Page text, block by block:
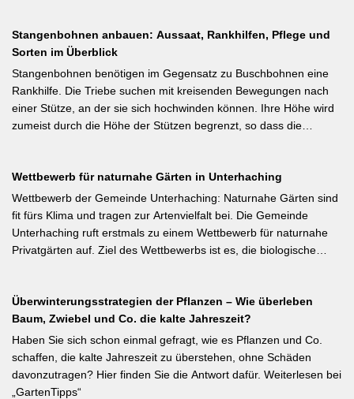
Flieder und Zierkirsche bilden ihre Blütenknospen für das nächste
Jahr im Sommer. Der Schnitt direkt nach der Blüte (bei Flieder:
sofort nach dem Verblühen!) ist die letzte Chance – wer jetzt noch
nicht geschnitten hat, sollte spätestens in den nächsten zwei
Wochen ran. Das Grundprinzip: Überflüssige alte Triebe
bodennah entfernen, damit das neue Holz ausreifen kann.
Stangenbohnen anbauen: Aussaat, Rankhilfen, Pflege und
Sorten im Überblick
Stangenbohnen benötigen im Gegensatz zu Buschbohnen eine
Rankhilfe. Die Triebe suchen mit kreisenden Bewegungen nach
einer Stütze, an der sie sich hochwinden können. Ihre Höhe wird
zumeist durch die Höhe der Stützen begrenzt, so dass die
Weiterlesen bei meine-ernte.de Kurzfassung: Bis Mitte Juni ist die
Aussaat von Stangenbohnen direkt ins Freiland noch problemlos
möglich. Samen über Nacht wässern, 5–6 cm tief setzen,
Pflanzabstand 50 cm. Als Mittelzehrer brauchen Stangenbohnen
im Gegensatz zu Buschbohnen eine moderierte Düngung
der Luft binden – Vorfrucht-Wirkung für das nächste Gartenjahr.
Wettbewerb für naturnahe Gärten in Unterhaching
Wettbewerb der Gemeinde Unterhaching: Naturnahe Gärten sind
fit fürs Klima und tragen zur Artenvielfalt bei. Die Gemeinde
Unterhaching ruft erstmals zu einem Wettbewerb für naturnahe
Privatgärten auf. Ziel des Wettbewerbs ist es, die biologische
Verbesserung des Ortsklimas zu leisten. Warum? Entsiegelte
Flächen helfen… Hitze zu reduzieren Regenwasser besser zu
speichern und das Wohnumfeld insgesamt lebenswerter zu
gestalten. Insgesamt drei Gärten werden prämiert. Insgesamt drei
gleichwertige Sieger werden durch eine Expertenjury, bestehend
aus Vertretern der Gemeinde Unterhaching sowie des
Überwinterungsstrategien der Pflanzen – Wie überleben
Baum, Zwiebel und Co. die kalte Jahreszeit?
Haben Sie sich schon einmal gefragt, wie es Pflanzen und Co.
schaffen, die kalte Jahreszeit zu überstehen, ohne Schäden
davonzutragen? Hier finden Sie die Antwort dafür. Weiterlesen bei
„GartenTipps“